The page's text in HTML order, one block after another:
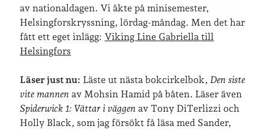
av nationaldagen. Vi åkte på minisemester,
Helsingforskryssning, lördag-måndag. Men det har
fått ett eget inlägg:Viking Line Gabriella till
Helsingfors
Läser just nu: Läste ut nästa bokcirkelbok,Den siste
vite mannen av Mohsin Hamid på båten. Läser även
Spiderwick 1: Vättar i väggen av Tony DiTerlizzi och
Holly Black, som jag försökt få läsa med Sander,